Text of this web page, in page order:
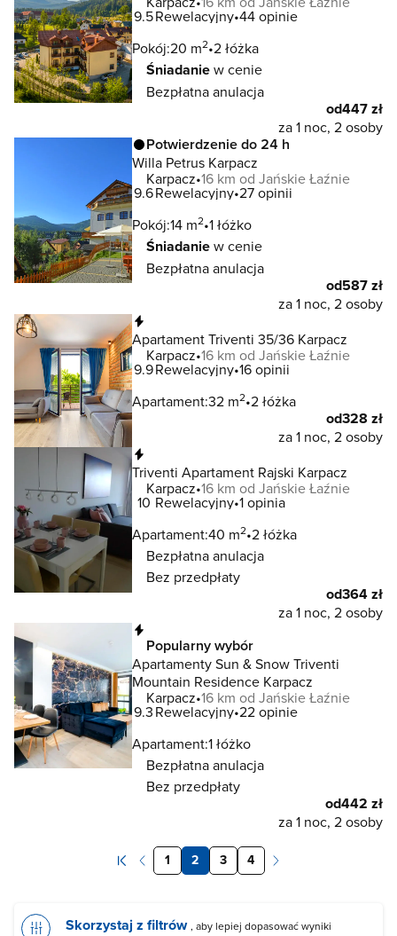
9.5Rewelacyjny 44 opinie
Pokój:20 m2 2 łóżka
Śniadaniew cenie
Bezpłatna anulacja
od447 zł
za 1 noc, 2 osoby
Potwierdzenie do 24 h
Willa Petrus Karpacz
Karpacz 16 km od Jańskie Łaźnie
9.6Rewelacyjny 27 opinii
Pokój:14 m2 1 łóżko
Śniadaniew cenie
Bezpłatna anulacja
od587 zł
za 1 noc, 2 osoby
Apartament Triventi 35/36 Karpacz
Karpacz 16 km od Jańskie Łaźnie
9.9Rewelacyjny 16 opinii
Apartament:32 m2 2 łóżka
od328 zł
za 1 noc, 2 osoby
Triventi Apartament Rajski Karpacz
Karpacz 16 km od Jańskie Łaźnie
10 Rewelacyjny 1 opinia
Apartament:40 m2 2 łóżka
Bezpłatna anulacja
Bez przedpłaty
od364 zł
za 1 noc, 2 osoby
Popularny wybór
Apartamenty Sun & Snow Triventi
Mountain Residence Karpacz
Karpacz 16 km od Jańskie Łaźnie
9.3Rewelacyjny 22 opinie
Apartament:1 łóżko
Bezpłatna anulacja
Bez przedpłaty
od442 zł
za 1 noc, 2 osoby
1 2 3 4
Skorzystaj z filtrów , aby lepiej dopasować wyniki